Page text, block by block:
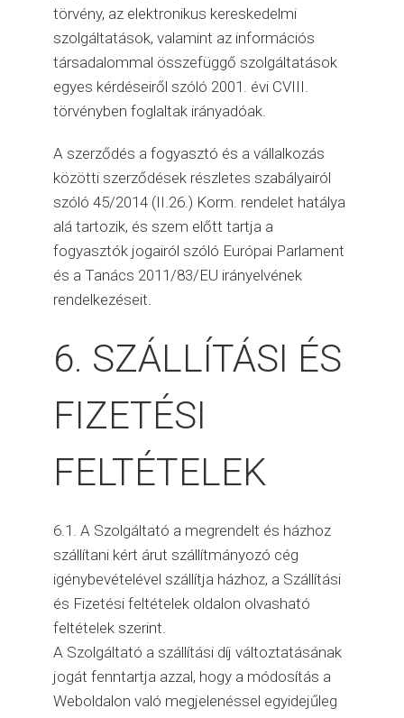
törvény, az elektronikus kereskedelmi
szolgáltatások, valamint az információs
társadalommal összefüggő szolgáltatások
egyes kérdéseiről szóló 2001. évi CVIII.
törvényben foglaltak irányadóak.
A szerződés a fogyasztó és a vállalkozás
közötti szerződések részletes szabályairól
szóló 45/2014 (II.26.) Korm. rendelet hatálya
alá tartozik, és szem előtt tartja a
fogyasztók jogairól szóló Európai Parlament
és a Tanács 2011/83/EU irányelvének
rendelkezéseit.
6. SZÁLLÍTÁSI ÉS
FIZETÉSI
FELTÉTELEK
6.1. A Szolgáltató a megrendelt és házhoz
szállítani kért árut szállítmányozó cég
igénybevételével szállítja házhoz, a Szállítási
és Fizetési feltételek oldalon olvasható
feltételek szerint.
A Szolgáltató a szállítási díj változtatásának
jogát fenntartja azzal, hogy a módosítás a
Weboldalon való megjelenéssel egyidejűleg